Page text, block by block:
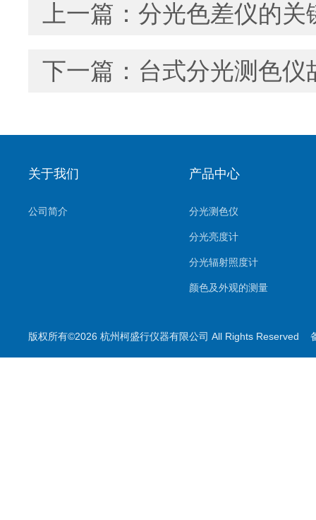
上一篇： 分光色差仪的关
下一篇： 台式分光测色
关于我们
公司简介
产品中心
分光测色仪
分光亮度计
分光辐射照度计
颜色及外观的测量
印刷用测量
版权所有©2026 杭州柯盛行仪器有限公司 All Rights Reserved